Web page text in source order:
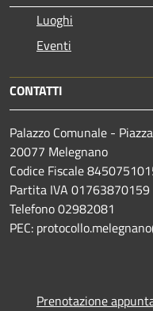
Luoghi
Eventi
CONTATTI
Palazzo Comunale -
20077 Melegnano
Codice Fiscale
Partita IVA 01763870159
Telefono 02982081
PEC:
Prenotazione